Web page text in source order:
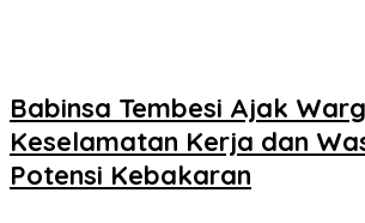
Babinsa Tembesi Ajak
Keselamatan Kerja dan
Potensi Kebakaran